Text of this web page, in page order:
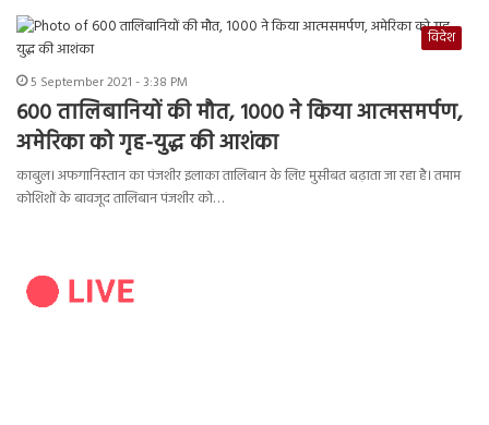
विदेश
5 September 2021 - 3:38 PM
600 तालिबानियों की मौत, 1000 ने किया आत्मसमर्पण,
अमेरिका को गृह-युद्ध की आशंका
काबुल। अफगानिस्तान का पंजशीर इलाका तालिबान के लिए मुसीबत बढ़ाता जा रहा है। तमाम
कोशिशों के बावजूद तालिबान पंजशीर को…